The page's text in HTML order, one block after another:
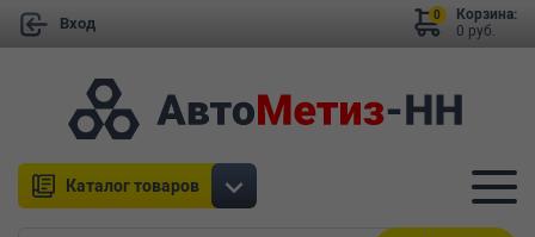
Вход
Корзина:
0 руб.
0
Каталог товаров